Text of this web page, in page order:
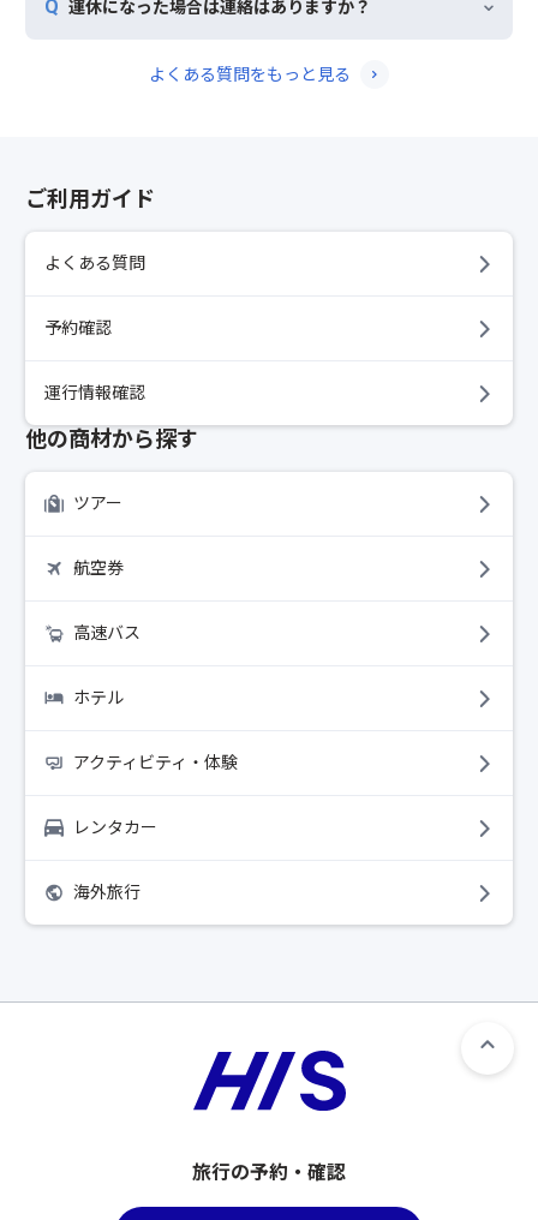
運休になった場合は連絡はありますか？
よくある質問をもっと見る
ご利用ガイド
よくある質問
予約確認
運行情報確認
他の商材から探す
ツアー
航空券
高速バス
ホテル
アクティビティ・体験
レンタカー
海外旅行
旅行の予約・確認